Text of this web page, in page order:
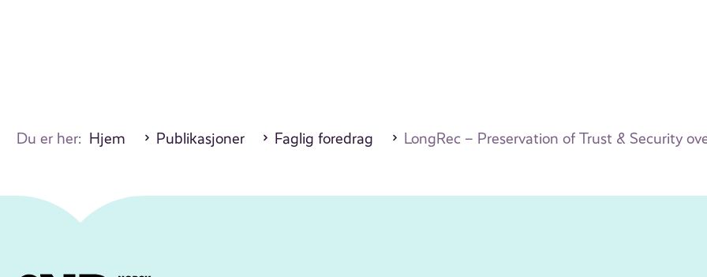
Du er her: Hjem Publikasjoner Faglig foredrag LongRec – Preservation of Trust & Security